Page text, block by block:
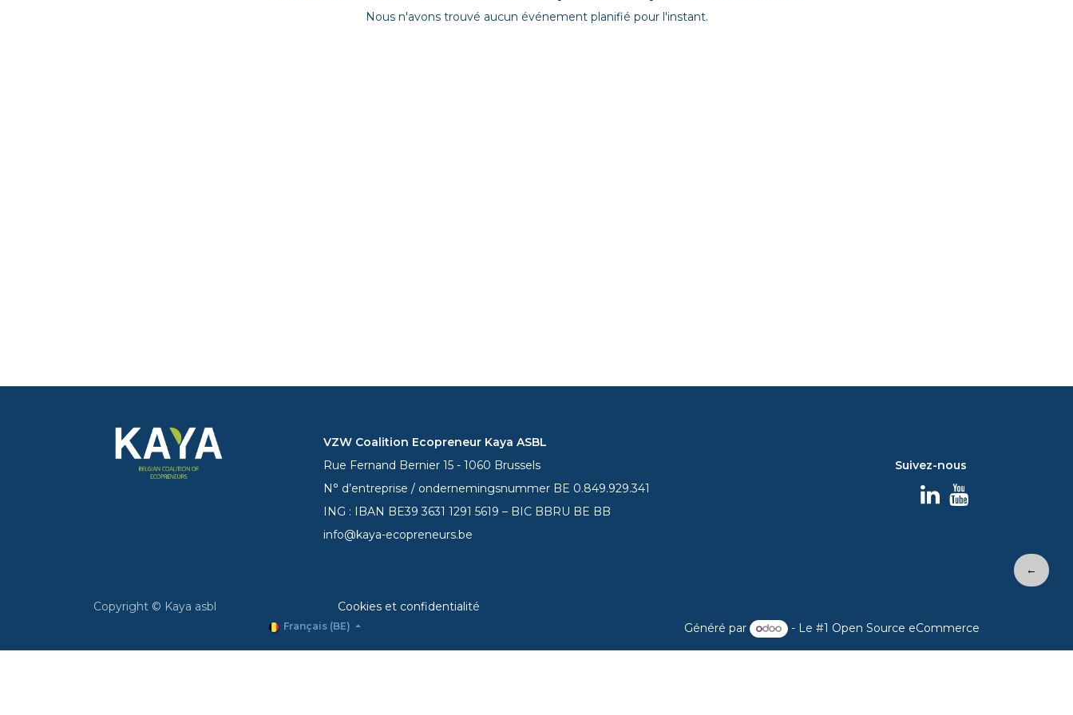
Nous n'avons trouvé aucun événement planifié pour l'instant.
Suivez-nous
←
VZW Coalition Ecopreneur Kaya ASBL
Rue Fernand Bernier 15 - 1060 Brussels
N° d’entreprise / ondernemingsnummer BE 0.849.929.341
ING : IBAN BE393631 1291 5619 – BIC BBRU BE BB
info@kaya-ecopreneurs.be
Copyright © Kaya asbl Cookies et confidentialité
Français (BE) Généré par - Le #1 Open Source eCommerce